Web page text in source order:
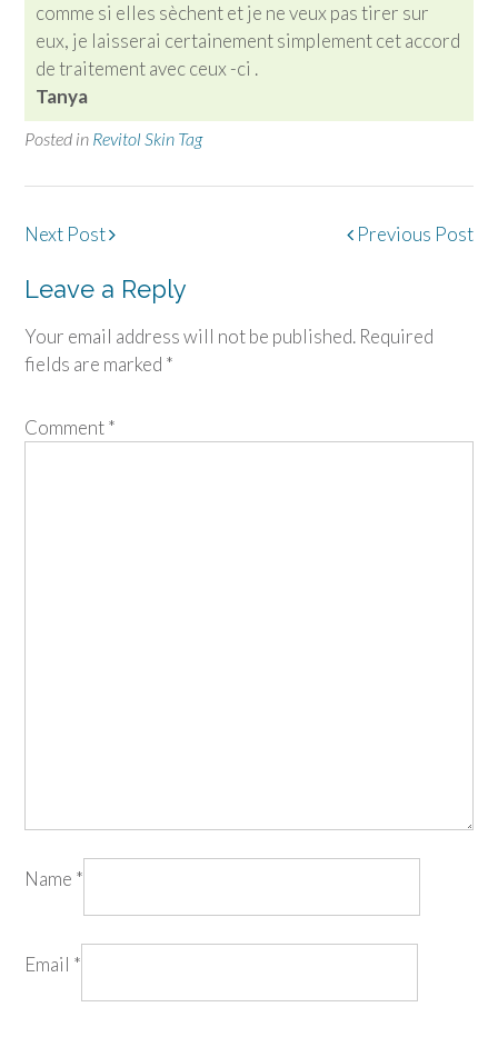
comme si elles sèchent et je ne veux pas tirer sur
eux, je laisserai certainement simplement cet accord
de traitement avec ceux -ci .
Tanya
Posted in Revitol Skin Tag
Post
Previous Post
Next Post
Leave a Reply
Your email address will not be published. Required
fields are marked *
Comment*
Name *
Email *